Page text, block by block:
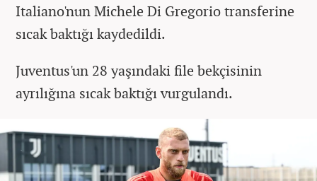
Italiano'nun Michele Di Gregorio transferine
sıcak baktığı kaydedildi.
Juventus'un 28 yaşındaki file bekçisinin
ayrılığına sıcak baktığı vurgulandı.